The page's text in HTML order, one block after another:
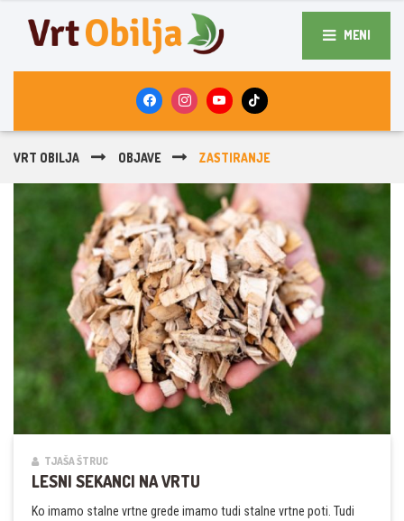
MENI
VRT OBILJA OBJAVE ZASTIRANJE
TJAŠA ŠTRUC
LESNI SEKANCI NA VRTU
Ko imamo stalne vrtne grede imamo tudi stalne vrtne poti. Tudi